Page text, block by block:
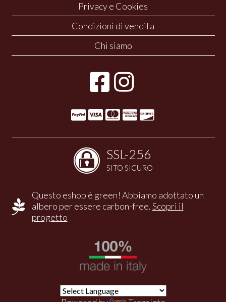
Privacy e Cookies
Condizioni di vendita
Chi siamo
SSL-256
SITO SICURO
Questo eshop è green! Abbiamo adottato un
albero per essere carbon-free.Scopri il
progetto